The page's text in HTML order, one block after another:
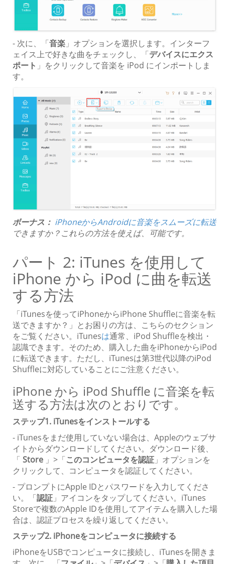
- 次に、「音楽 」オプションを選択します。インターフ
ェイス上で好きな曲をチェックし、「デバイスにエクス
ポート 」をクリックして音楽を iPod にインポートしま
す。
ボーナス： iPhoneからAndroidに音楽をスムーズに転送
できますか？これらの方法を使えば、可能です。
パート 2: iTunes を使用して
iPhone から iPod に曲を転送
する方法
「iTunesを使ってiPhoneからiPhone Shuffleに音楽を転
送できますか？」とお困りの方は、こちらのセクション
をご覧ください。iTunesは通常、iPod Shuffleを検出・
認識できます。そのため、購入した曲をiPhoneからiPod
に転送できます。ただし、iTunesは第3世代以降のiPod
Shuffleに対応していることにご注意ください。
iPhone から iPod Shuffle に音楽を転
送する方法は次のとおりです。
ステップ1. iTunesをインストールする
- iTunesをまだ使用していない場合は、Appleのウェブサ
イトからダウンロードしてください。ダウンロード後、
「 Store 」>「このコンピュータを認証 」オプションを
クリックして、コンピュータを認証してください。
- プロンプトにApple IDとパスワードを入力してくださ
い。「認証 」アイコンをタップしてください。iTunes
Storeで複数のApple IDを使用してアイテムを購入した場
合は、認証プロセスを繰り返してください。
ステップ2. iPhoneをコンピュータに接続する
iPhoneをUSBでコンピュータに接続し、iTunesを開きま